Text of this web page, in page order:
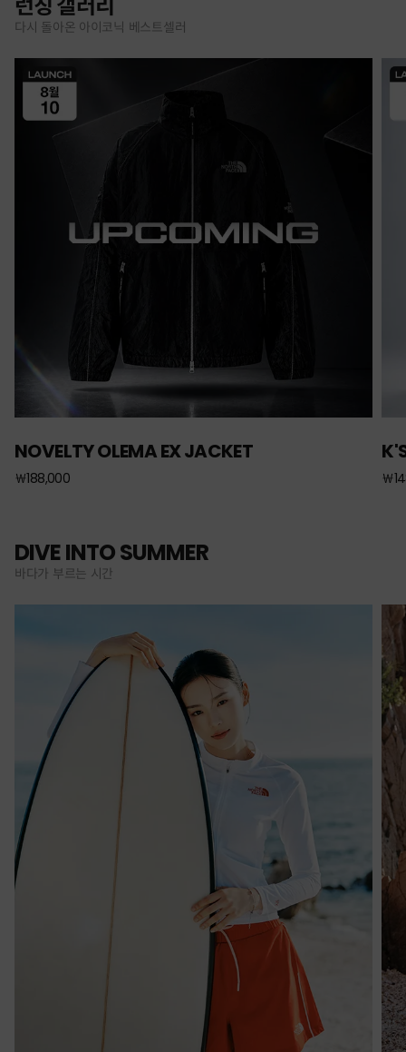
런칭 갤러리
다시 돌아온 아이코닉 베스트셀러
NOVELTY OLEMA EX JACKET
￦188,000 ￦
DIVE INTO SUMMER
바다가 부르는 시간